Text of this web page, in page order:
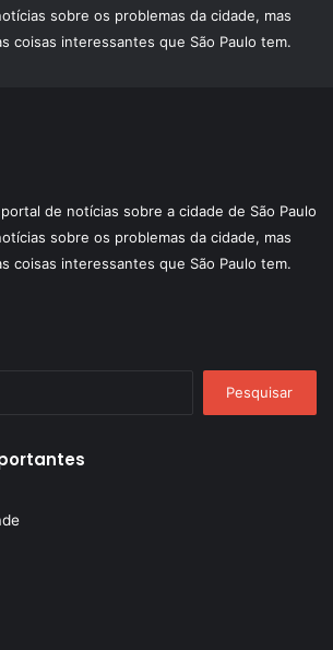
sobre os problemas da cidade, mas
coisas interessantes que São Paulo tem.
de notícias sobre a cidade de São Paulo
sobre os problemas da cidade, mas
coisas interessantes que São Paulo tem.